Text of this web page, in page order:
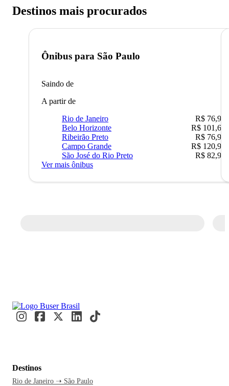
Destinos mais procurados
Ônibus para São Paulo
Saindo de
A partir de
Rio de Janeiro
R$ 76,90
Belo Horizonte
R$ 101,67
Ribeirão Preto
R$ 76,90
Campo Grande
R$ 120,90
São José do Rio Preto
R$ 82,90
Ver mais ônibus
Destinos
Rio de Janeiro ➝ São Paulo